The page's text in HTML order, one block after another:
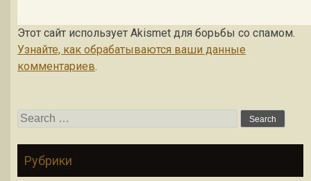
Этот сайт использует Akismet для борьбы со спамом.
Узнайте, как обрабатываются ваши данные
комментариев.
Search for:
Рубрики